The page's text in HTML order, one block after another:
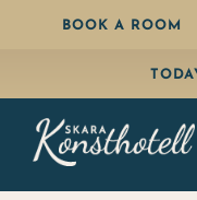
BOOK A ROOM